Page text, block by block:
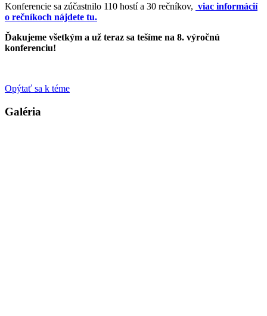
Konferencie sa zúčastnilo 110 hostí a 30 rečníkov, viac informácií
o rečníkoch nájdete tu.
Ďakujeme všetkým a už teraz sa tešíme na 8. výročnú
konferenciu!
Opýtať sa k téme
Galéria